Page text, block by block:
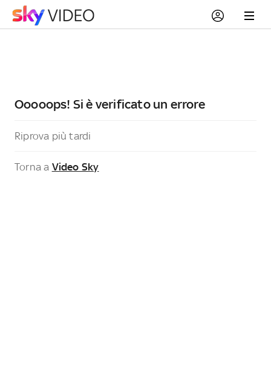
Ooooops! Si è verificato un errore
Riprova più tardi
Torna a Video Sky